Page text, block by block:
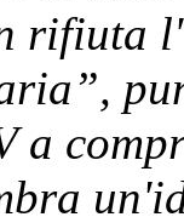
rifiuta
a